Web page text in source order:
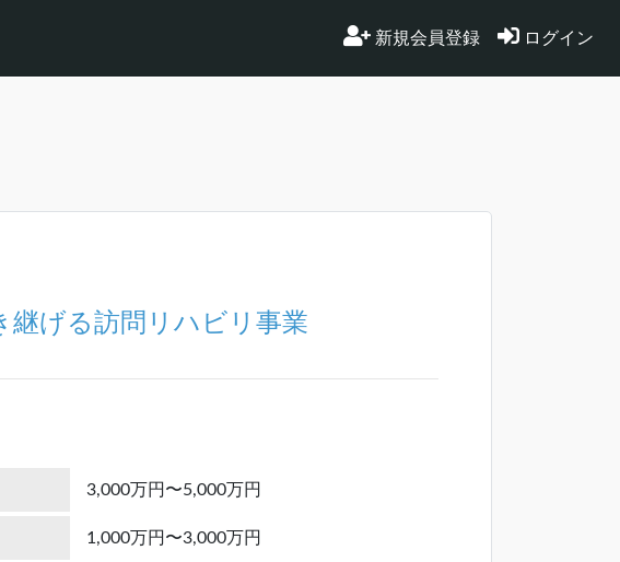
新規会員登録 ログイン
継げる訪問リハビリ事業
3,000万円〜5,000万円
1,000万円〜3,000万円